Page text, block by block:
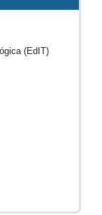
(EdIT)